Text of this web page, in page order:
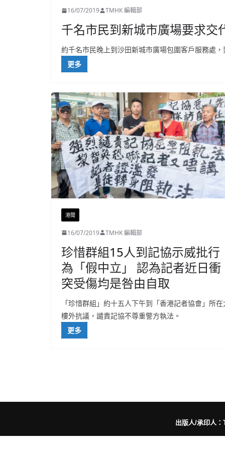
16/07/2019 TMHK 編輯部
千名市民到新城市廣場要求交
約千名市民晚上到沙田新城市廣場包圍客戶服務處
更多
港聞
16/07/2019 TMHK 編輯部
珍惜群組15人到記協示威批行
為「假中立」 認為記者近日衝
突受傷均是咎由自取
「珍惜群組」約十五人下午到「香港記者協會」所在
樓外抗議，譴責記協不尊重警方執法。
更多
出版人/承印人